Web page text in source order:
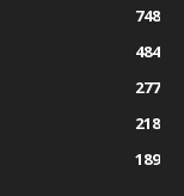
748
484
277
218
189